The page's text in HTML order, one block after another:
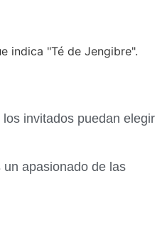
invitados puedan elegir
apasionado de las